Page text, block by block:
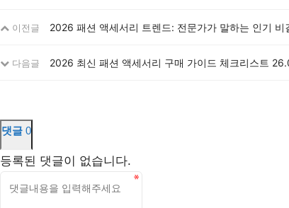
이전글 2026 패션 액세서리 트렌드: 전문가가 말하는 인기 비
다음글 2026 최신 패션 액세서리 구매 가이드 체크리스트
댓글 0
등록된 댓글이 없습니다.